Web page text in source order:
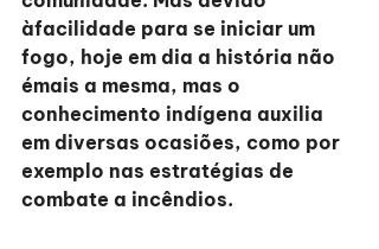
àfacilidade para se iniciar um
fogo, hoje em dia a história não
émais a mesma, mas o
conhecimento indígena auxilia
em diversas ocasiões, como por
exemplo nas estratégias de
combate a incêndios.